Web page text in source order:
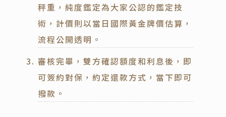
秤重，純度鑑定為大家公認的鑑定技
術，計價則以當日國際黃金牌價估算，
流程公開透明。
審核完畢，雙方確認額度和利息後，即
可簽約對保，約定還款方式，當下即可
撥款。